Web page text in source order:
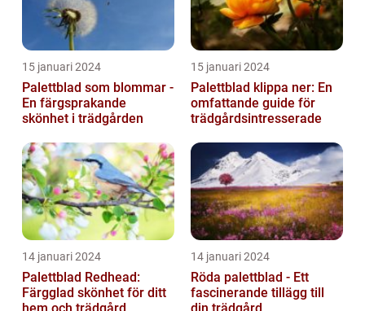
15 januari 2024
Palettblad som blommar -
En färgsprakande
skönhet i trädgården
15 januari 2024
Palettblad klippa ner: En
omfattande guide för
trädgårdsintresserade
14 januari 2024
Palettblad Redhead:
Färgglad skönhet för ditt
14 januari 2024
Röda palettblad - Ett
fascinerande tillägg till